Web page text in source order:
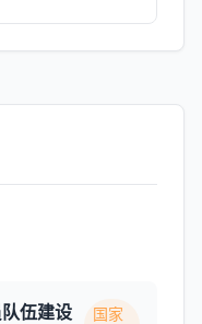
伍建设
国家